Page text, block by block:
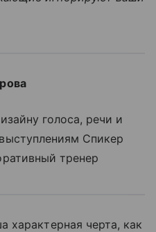
голоса, речи и
Спикер
тренер
характерная черта, как